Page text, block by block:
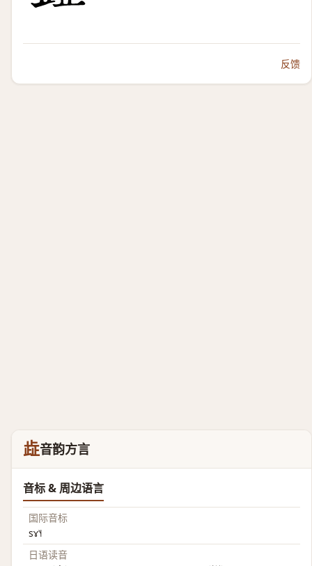
反馈
歮音韵方言
音标 & 周边语言
国际音标
sɤ˥˧
日语读音